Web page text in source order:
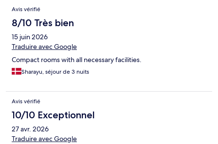
Avis vérifié
8/10 Très bien
15 juin 2026
Traduire avec Google
Compact rooms with all necessary facilities.
Sharayu, séjour de 3 nuits
Avis vérifié
10/10 Exceptionnel
27 avr. 2026
Traduire avec Google